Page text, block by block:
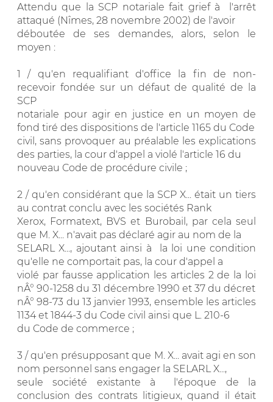
Attendu que la SCP notariale fait grief à l'arrêt
attaqué (Nîmes, 28 novembre 2002) de l'avoir
déboutée de ses demandes, alors, selon le
moyen :
1 / qu'en requalifiant d'office la fin de non-
recevoir fondée sur un défaut de qualité de la
SCP
notariale pour agir en justice en un moyen de
fond tiré des dispositions de l'article 1165 du Code
civil, sans provoquer au préalable les explications
des parties, la cour d'appel a violé l'article 16 du
nouveau Code de procédure civile ;
2 / qu'en considérant que la SCP X... était un tiers
au contrat conclu avec les sociétés Rank
Xerox, Formatext, BVS et Burobail, par cela seul
que M. X... n'avait pas déclaré agir au nom de la
SELARL X..., ajoutant ainsi à la loi une condition
qu'elle ne comportait pas, la cour d'appel a
violé par fausse application les articles 2 de la loi
nÂ° 90-1258 du 31 décembre 1990 et 37 du décret
nÂ° 98-73 du 13 janvier 1993, ensemble les articles
1134 et 1844-3 du Code civil ainsi que L. 210-6
du Code de commerce ;
3 / qu'en présupposant que M. X... avait agi en son
nom personnel sans engager la SELARL X...,
seule société existante à l'époque de la
conclusion des contrats litigieux, quand il était